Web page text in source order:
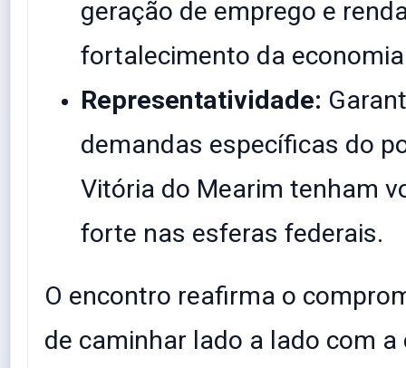
geração de emprego e
fortalecimento da
Representatividade:
demandas específicas do
Vitória do Mearim tenham
forte nas esferas federais.
​O encontro reafirma o
de caminhar lado a lado com a